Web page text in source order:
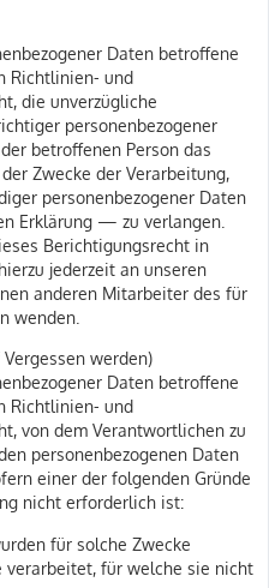
Daten betroffene
Richtlinien- und
die unverzügliche
personenbezogener
betroffenen Person das
Zwecke der Verarbeitung,
personenbezogener Daten
Erklärung — zu verlangen.
Berichtigungsrecht in
jederzeit an unseren
anderen Mitarbeiter des für
wenden.
werden)
Daten betroffene
Richtlinien- und
von dem Verantwortlichen zu
personenbezogenen Daten
einer der folgenden Gründe
nicht erforderlich ist:
für solche Zwecke
für welche sie nicht